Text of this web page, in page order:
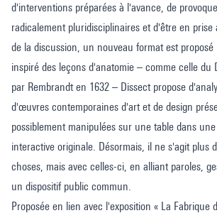
d'interventions préparées à l'avance, de
radicalement pluridisciplinaires et d'être en prise
de la discussion, un nouveau format est
inspiré des leçons d'anatomie – comme celle du
par Rembrandt en 1632 – Dissect propose
d'œuvres contemporaines d'art et de design
possiblement manipulées sur une table dans
interactive originale. Désormais, il ne s'agit plus
choses, mais avec celles-ci, en alliant paroles,
un dispositif public commun.
Proposée en lien avec l'exposition « La Fabrique